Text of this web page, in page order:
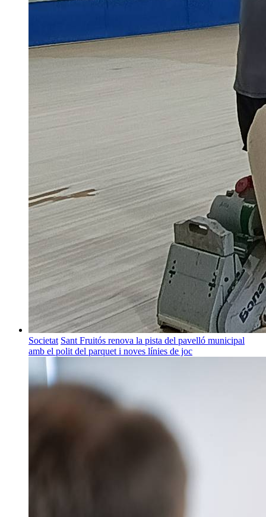
Societat Sant Fruitós renova la pista del pavelló municipal
amb el polit del parquet i noves línies de joc